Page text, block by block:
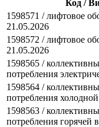
Код /
1598571 / лифтовое
21.05.2026
1598572 / лифтовое
21.05.2026
1598565 /
потребления
1598564 /
потребления
1598563 /
потребления горячей